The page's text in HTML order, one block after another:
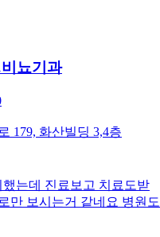
비뇨기과
179, 화산빌딩 3,4층
는데 진료보고 치료도받
만 보시는거 같네요 병원도